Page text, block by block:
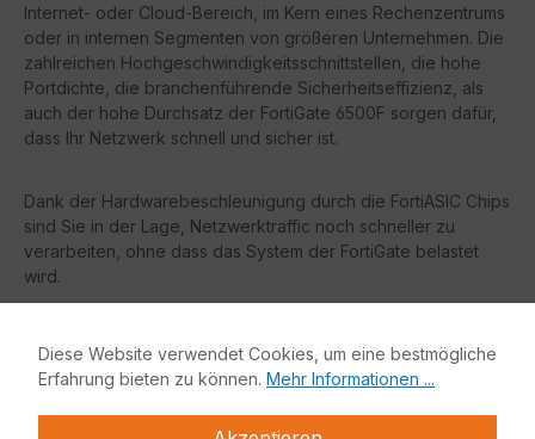
Internet- oder Cloud-Bereich, im Kern eines Rechenzentrums
oder in internen Segmenten von größeren Unternehmen. Die
zahlreichen Hochgeschwindigkeitsschnittstellen, die hohe
Portdichte, die branchenführende Sicherheitseffizienz, als
auch der hohe Durchsatz der FortiGate 6500F sorgen dafür,
dass Ihr Netzwerk schnell und sicher ist.
Dank der Hardwarebeschleunigung durch die FortiASIC Chips
sind Sie in der Lage, Netzwerktraffic noch schneller zu
verarbeiten, ohne dass das System der FortiGate belastet
wird.
Firewalls als auch für WAN Edge Infrastruktur
Diese Website verwendet Cookies, um eine bestmögliche
Erfahrung bieten zu können. Mehr Informationen ...